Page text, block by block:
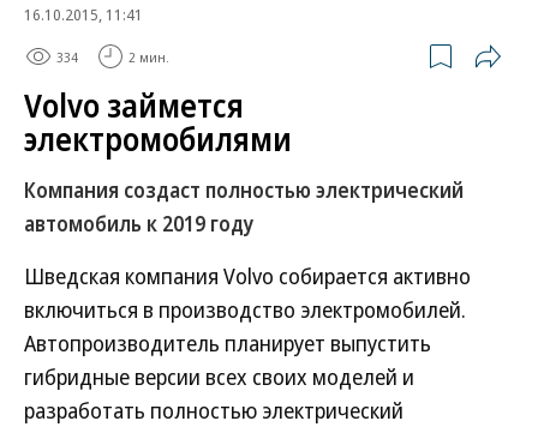
16.10.2015, 11:41
334 2 мин.
Volvo займется
электромобилями
Компания создаст полностью электрический
автомобиль к 2019 году
Шведская компания Volvo собирается активно
включиться в производство электромобилей.
Автопроизводитель планирует выпустить
гибридные версии всех своих моделей и
разработать полностью электрический